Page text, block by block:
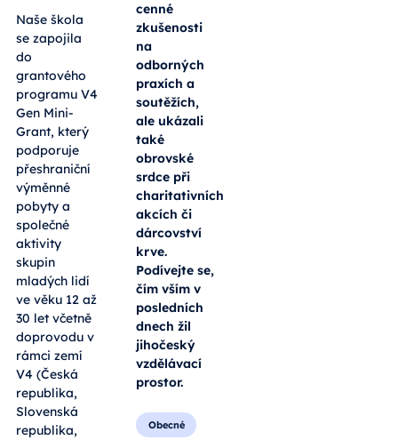
Naše škola
se zapojila
do
grantového
programu V4
Gen Mini-
Grant, který
podporuje
přeshraniční
výměnné
pobyty a
společné
aktivity
skupin
mladých lidí
ve věku 12 až
30 let včetně
doprovodu v
rámci zemí
V4 (Česká
republika,
Slovenská
republika,
cenné
zkušenosti
na
odborných
praxích a
soutěžích,
ale ukázali
také
obrovské
srdce při
charitativních
akcích či
dárcovství
krve.
Podívejte se,
čím vším v
posledních
dnech žil
jihočeský
vzdělávací
prostor.
Obecné